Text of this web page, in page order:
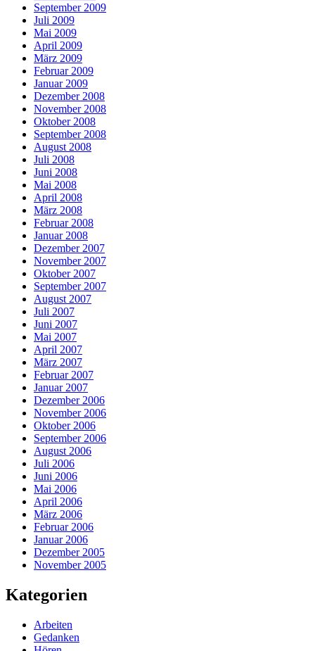
September 2009
Juli 2009
Mai 2009
April 2009
März 2009
Februar 2009
Januar 2009
Dezember 2008
November 2008
Oktober 2008
September 2008
August 2008
Juli 2008
Juni 2008
Mai 2008
April 2008
März 2008
Februar 2008
Januar 2008
Dezember 2007
November 2007
Oktober 2007
September 2007
August 2007
Juli 2007
Juni 2007
Mai 2007
April 2007
März 2007
Februar 2007
Januar 2007
Dezember 2006
November 2006
Oktober 2006
September 2006
August 2006
Juli 2006
Juni 2006
Mai 2006
April 2006
März 2006
Februar 2006
Januar 2006
Dezember 2005
November 2005
Kategorien
Arbeiten
Gedanken